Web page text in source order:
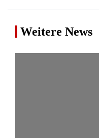
Weitere News